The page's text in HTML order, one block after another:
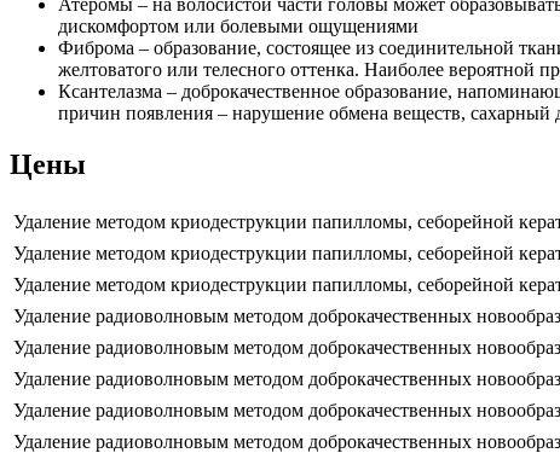
дискомфортом или болевыми ощущениями
Фиброма – образование, состоящее из соединительной
желтоватого или телесного оттенка. Наиболее вероятной
Ксантелазма – доброкачественное образование,
причин появления – нарушение обмена веществ, сахарный
Цены
Удаление методом криодеструкции папилломы, себорейной
Удаление методом криодеструкции папилломы, себорейной
Удаление методом криодеструкции папилломы, себорейной
Удаление радиоволновым методом доброкачественных
Удаление радиоволновым методом доброкачественных
Удаление радиоволновым методом доброкачественных
Удаление радиоволновым методом доброкачественных
Удаление радиоволновым методом доброкачественных